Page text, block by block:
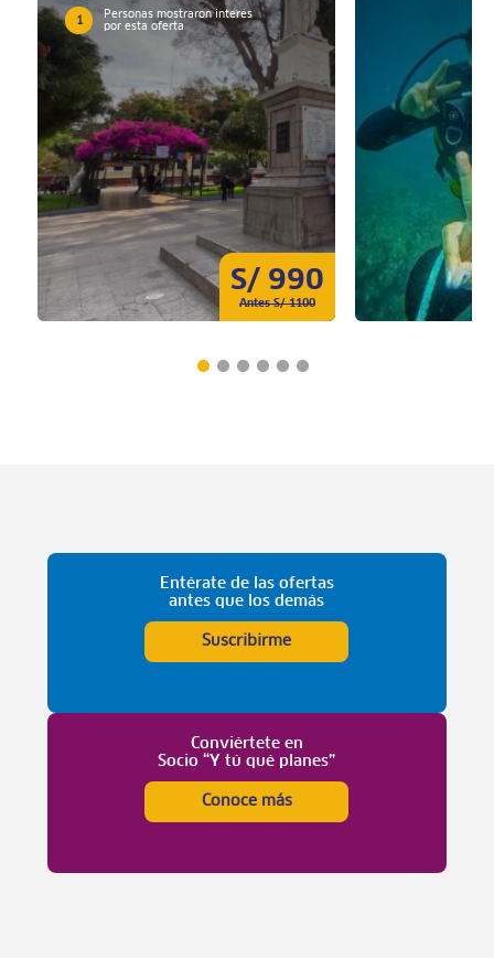
S/ 990
Antes S/ 1100
1
Personas mostraron interés
por esta oferta
Entérate de las ofertas
antes que los demás
Suscribirme
Conviértete en
Socio “Y tú qué planes”
Conoce más